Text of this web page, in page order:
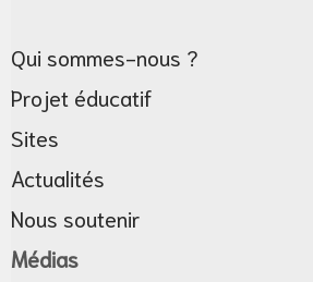
Qui sommes-nous ?
Projet éducatif
Sites
Actualités
Nous soutenir
Médias